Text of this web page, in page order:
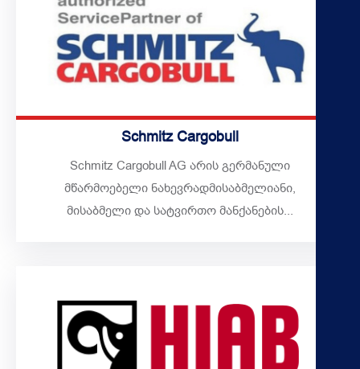
Schmitz Cargobull
Schmitz Cargobull AG არის გერმანული
მწარმოებელი ნახევრადმისაბმელიანი,
მისაბმელი და სატვირთო მანქანების...